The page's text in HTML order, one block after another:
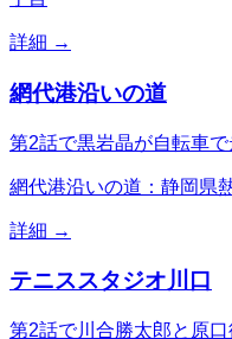
詳細 →
網代港沿いの道
第2話で黒岩晶が自転車
網代港沿いの道：静岡県
詳細 →
テニススタジオ川口
第2話で川合勝太郎と原